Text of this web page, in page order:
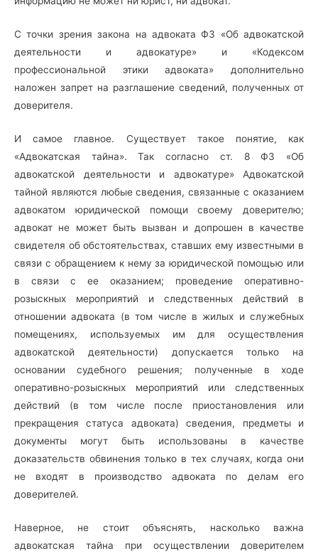
С точки зрения закона на адвоката ФЗ «Об адвокатской
деятельности и адвокатуре» и «Кодексом
профессиональной этики адвоката» дополнительно
наложен запрет на разглашение сведений, полученных от
доверителя.
И самое главное. Существует такое понятие, как
«Адвокатская тайна». Так согласно ст. 8 ФЗ «Об
адвокатской деятельности и адвокатуре» Адвокатской
тайной являются любые сведения, связанные с оказанием
адвокатом юридической помощи своему доверителю;
адвокат не может быть вызван и допрошен в качестве
свидетеля об обстоятельствах, ставших ему известными в
связи с обращением к нему за юридической помощью или
в связи с ее оказанием; проведение оперативно-
розыскных мероприятий и следственных действий в
отношении адвоката (в том числе в жилых и служебных
помещениях, используемых им для осуществления
адвокатской деятельности) допускается только на
основании судебного решения; полученные в ходе
оперативно-розыскных мероприятий или следственных
действий (в том числе после приостановления или
прекращения статуса адвоката) сведения, предметы и
документы могут быть использованы в качестве
доказательств обвинения только в тех случаях, когда они
не входят в производство адвоката по делам его
доверителей.
Наверное, не стоит объяснять, насколько важна
адвокатская тайна при осуществлении доверителем